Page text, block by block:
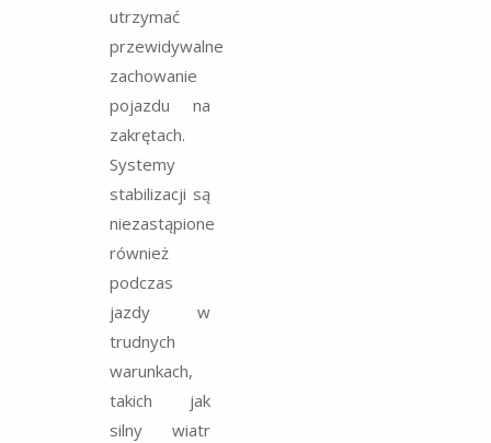
utrzymać
przewidywalne
zachowanie
pojazdu na
zakrętach.
Systemy
stabilizacji są
niezastąpione
również
podczas
jazdy w
trudnych
warunkach,
takich jak
silny wiatr